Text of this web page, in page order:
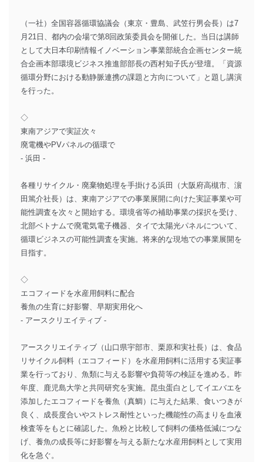
（一社）全国容器循環協議会（東京・豊島、武笠行男会長）は7
月21日、都内の会場で第8回政策委員会を開催した。当日は講師
として大日本印刷情報イノベーション事業部統合企画センター統
合企画本部環境ビジネス推進部部長の西村知子氏が登壇。「資源
循環分野における動静脈連携の課題と方向について」と題し講演
を行った。
◇
東南アジアで実証次々
廃電機やPVパネルの循環で
- 浜田 -
各種リサイクル・廃棄物処理を手掛ける浜田（大阪府高槻市、濵
田篤介社長）は、東南アジアでの事業展開に向けた実証事業や可
能性調査を次々と開始する。環境省等の補助事業の採択を受け、
北部ベトナムで廃電気電子機器、タイで太陽光パネルについて、
循環ビジネスの可能性調査を実施。将来的な現地での事業展開を
目指す。
◇
エコフィードを水産用飼料に配合
養魚の生育に好影響、早期実用化へ
- アースクリエイティブ -
アースクリエイティブ（山口県宇部市、栗原和実社長）は、食品
リサイクル飼料（エコフィード）を水産用飼料に活用する実証事
業を行っており、魚類に与える影響や負荷等の検証を進める。昨
年度、鹿児島大学と共同研究を実施。昆虫蛋白としてイエバエを
添加したエコフィードを養魚（真鯛）に与えた結果、食いつきが
良く、成長度合いやストレス耐性といった機能性の高まりを血液
検査等をもとに確認した。魚粉と比較して飼料の価格低減につな
げ、養魚の成長等に好影響を与える新たな水産用飼料として実用
化を急ぐ。